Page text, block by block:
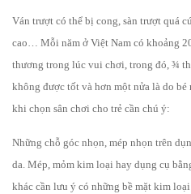
Ván trượt có thể bị cong, sàn trượt quá
cao… Mỗi năm ở Việt Nam có khoảng
thương trong lúc vui chơi, trong đó, ¾
không được tốt và hơn một nửa là do bé
khi chọn sân chơi cho trẻ cần chú ý:
Những chỗ góc nhọn, mép nhọn trên
da. Mép, mỏm kim loại hay dụng cụ
khác cần lưu ý có những bề mặt kim